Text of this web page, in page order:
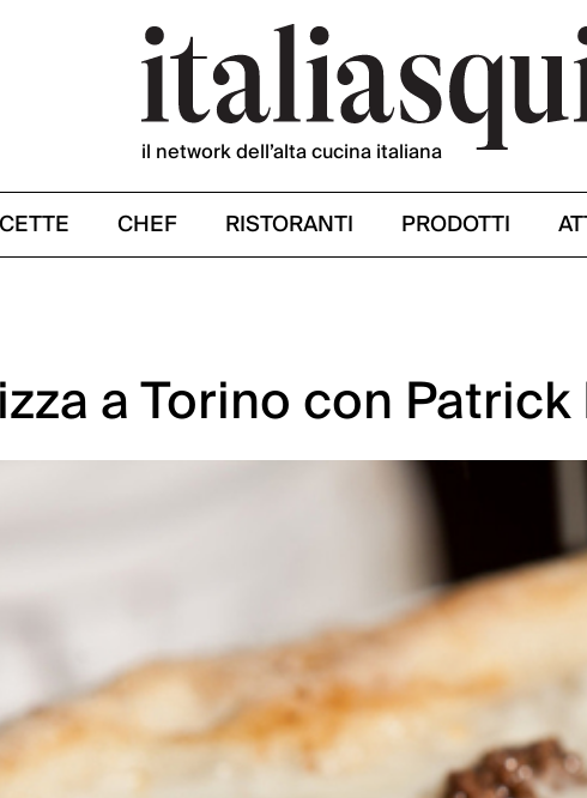
il network dell’alta cucina italiana
CHEF RISTORANTI PRODOTTI
a Torino con